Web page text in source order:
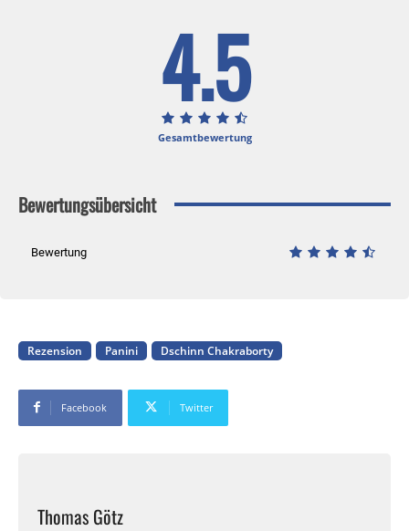
4.5
Gesamtbewertung
Bewertungsübersicht
Bewertung
Rezension Panini Dschinn Chakraborty
Facebook Twitter
Thomas Götz